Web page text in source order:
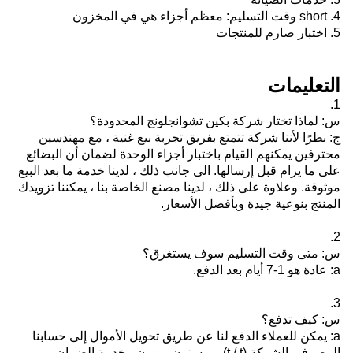
4. short وقت التسليم: معظم أجزاء هي في المخزون
5. اختبار صارم للمنتجات
التعليمات
1.
س: لماذا تختار شركة بكين تشوانجلونج المحدودة؟
ج: نظرًا لأننا شركة تتمتع بفريق تجربة بيع غنية ، مع مهندسين
محترفين يمكنهم القيام باختبار أجزاء الوحدة لضمان أن البضائع
على ما يرام قبل إرسالها. الى جانب ذلك ، لدينا خدمة ما بعد البيع
موثوقة. وعلاوة على ذلك ، لدينا مصنع الخاصة بنا ، يمكننا تزويدك
المنتج بنوعية جيدة وبأفضل الأسعار.
2.
س: متى وقت التسليم سوف يستغرق؟
a: عادة هو 1-7 أيام بعد الدفع.
3.
س: كيف تدفع؟
a: يمكن للعملاء الدفع لنا عن طريق تحويل الأموال إلى حسابنا